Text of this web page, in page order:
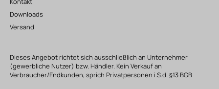
Downloads
Versand
Dieses Angebot richtet sich ausschließlich an Unternehmer
(gewerbliche Nutzer) bzw. Händler. Kein Verkauf an
Verbraucher/Endkunden, sprich Privatpersonen i.S.d. §13 BGB